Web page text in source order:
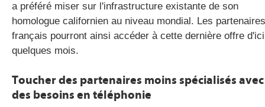
a préféré miser sur l'infrastructure existante de son
homologue californien au niveau mondial. Les partenaires
français pourront ainsi accéder à cette dernière offre d'ici
quelques mois.
Toucher des partenaires moins spécialisés avec
des besoins en téléphonie